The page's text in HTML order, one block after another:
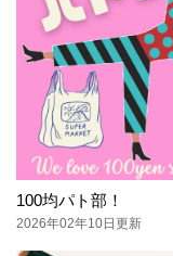
100均パト部！
2026年02年10日更新